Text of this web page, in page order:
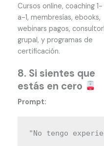
Cursos online, coaching 1-
a-1, membresías, ebooks,
webinars pagos,
grupal, y programas de
certificación.
8. Si sientes que
estás en cero
Prompt: